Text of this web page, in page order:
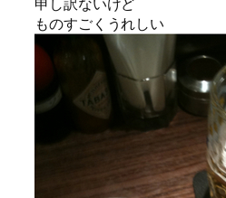
ものすごくうれしい